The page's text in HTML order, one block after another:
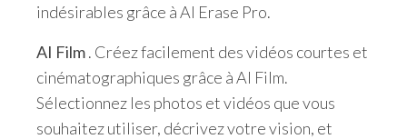
indésirables grâce à AI Erase Pro.
AI Film. Créez facilement des vidéos courtes et
cinématographiques grâce à AI Film.
Sélectionnez les photos et vidéos que vous
souhaitez utiliser, décrivez votre vision, et